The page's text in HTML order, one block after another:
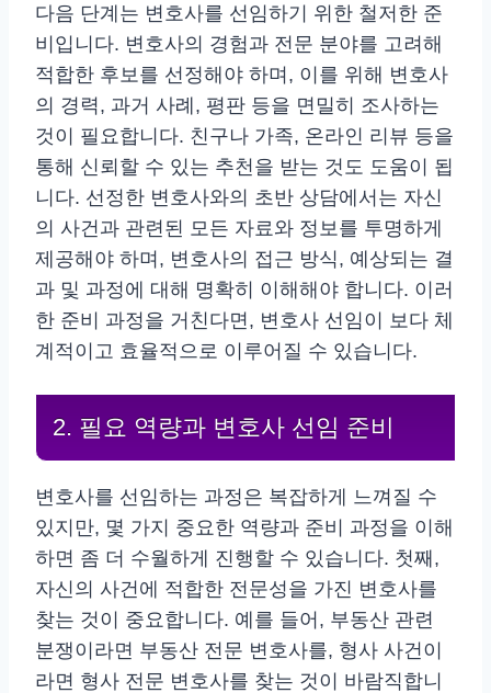
다음 단계는 변호사를 선임하기 위한 철저한 준
비입니다. 변호사의 경험과 전문 분야를 고려해
적합한 후보를 선정해야 하며, 이를 위해 변호사
의 경력, 과거 사례, 평판 등을 면밀히 조사하는
것이 필요합니다. 친구나 가족, 온라인 리뷰 등을
통해 신뢰할 수 있는 추천을 받는 것도 도움이 됩
니다. 선정한 변호사와의 초반 상담에서는 자신
의 사건과 관련된 모든 자료와 정보를 투명하게
제공해야 하며, 변호사의 접근 방식, 예상되는 결
과 및 과정에 대해 명확히 이해해야 합니다. 이러
한 준비 과정을 거친다면, 변호사 선임이 보다 체
계적이고 효율적으로 이루어질 수 있습니다.
2. 필요 역량과 변호사 선임 준비
변호사를 선임하는 과정은 복잡하게 느껴질 수
있지만, 몇 가지 중요한 역량과 준비 과정을 이해
하면 좀 더 수월하게 진행할 수 있습니다. 첫째,
자신의 사건에 적합한 전문성을 가진 변호사를
찾는 것이 중요합니다. 예를 들어, 부동산 관련
분쟁이라면 부동산 전문 변호사를, 형사 사건이
라면 형사 전문 변호사를 찾는 것이 바람직합니